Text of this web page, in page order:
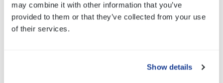
may combine it with other information that you’ve
provided to them or that they’ve collected from your use
of their services.
Show details